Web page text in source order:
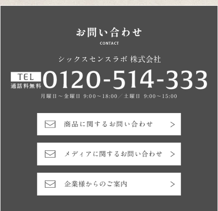
シックスセンスラボ 株式会社
月曜日～金曜日 9:00～18:00／土曜日 9:00～15:00